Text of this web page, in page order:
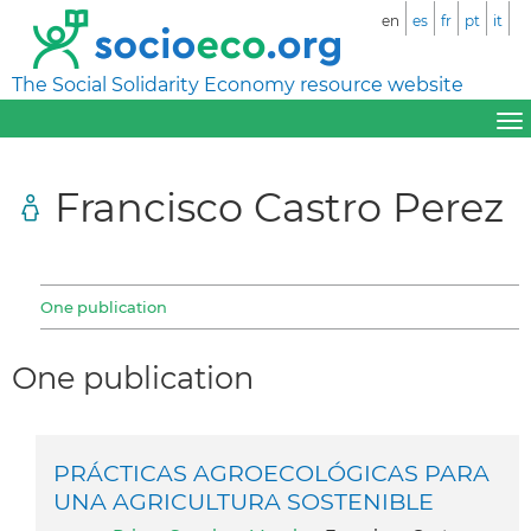
The Social Solidarity Economy resource website
en es fr pt it
Francisco Castro Perez
One publication
One publication
PRÁCTICAS AGROECOLÓGICAS PARA
UNA AGRICULTURA SOSTENIBLE